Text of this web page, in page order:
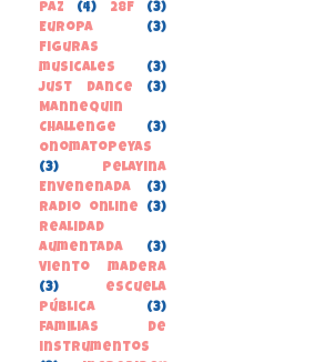
paz
(4) 28F
(3)
Europa
(3)
Figuras
musicales
(3)
Just Dance
(3)
Mannequin
Challenge
(3)
Onomatopeyas
(3)
Pelayina
Envenenada
(3)
Radio online
(3)
Realidad
Aumentada
(3)
Viento madera
(3)
escuela
pública
(3)
familias de
instrumentos